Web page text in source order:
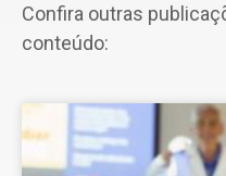
Confira outras
conteúdo: